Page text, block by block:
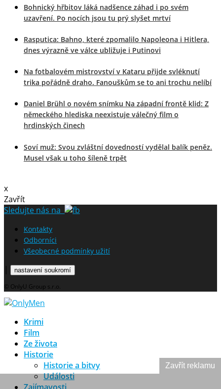
Bohnický hřbitov láká nadšence záhad i po svém
uzavření. Po nocích jsou tu prý slyšet mrtví
Rasputica: Bahno, které zpomalilo Napoleona i Hitlera,
dnes výrazně ve válce ubližuje i Putinovi
Na fotbalovém mistrovství v Kataru přijde svléknutí
trika pořádně draho. Fanouškům se to ani trochu nelíbí
Daniel Brühl o novém snímku Na západní frontě klid: Z
německého hlediska neexistuje válečný film o
hrdinských činech
Soví muž: Svou zvláštní dovedností vydělal balík peněz.
Musel však u toho šíleně trpět
x
Zavřít
Sledujte nás na
Kontakty
Odborníci
Všeobecné podmínky užití
| nastavení soukromí
© OnlyU Group s.r.o.
Krimi
Film
Ze života
Historie
Historie a bitvy
Události
Zavřít reklamu